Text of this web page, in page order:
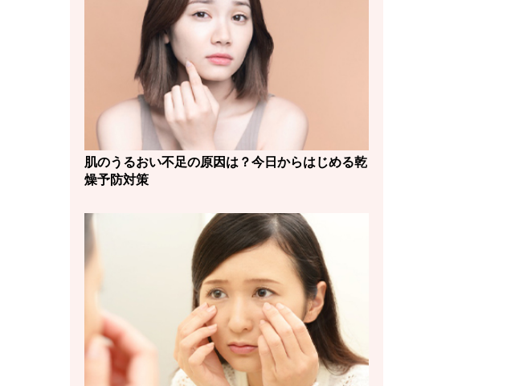
肌のうるおい不足の原因は？今日からはじめる乾
燥予防対策